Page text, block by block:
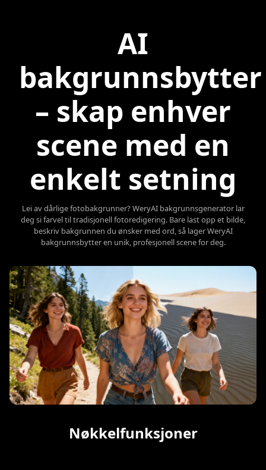
AI
bakgrunnsbytter
– skap enhver
scene med en
enkelt setning
Lei av dårlige fotobakgrunner? WeryAI bakgrunnsgenerator lar
deg si farvel til tradisjonell fotoredigering. Bare last opp et bilde,
beskriv bakgrunnen du ønsker med ord, så lager WeryAI
bakgrunnsbytter en unik, profesjonell scene for deg.
Nøkkelfunksjoner